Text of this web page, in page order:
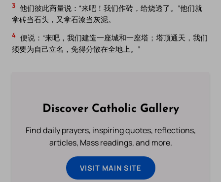
3 他们彼此商量说：“来吧！我们作砖，给烧透了。”他们就
拿砖当石头，又拿石漆当灰泥。
4 便说：“来吧，我们建造一座城和一座塔；塔顶通天，我们
须要为自己立名，免得分散在全地上。”
Discover Catholic Gallery
Find daily prayers, inspiring quotes, reflections,
articles, Mass readings, and more.
VISIT MAIN SITE